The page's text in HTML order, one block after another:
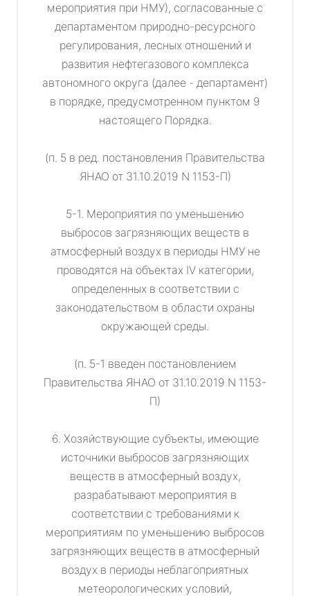
мероприятия при НМУ), согласованные с
департаментом природно-ресурсного
регулирования, лесных отношений и
развития нефтегазового комплекса
автономного округа (далее - департамент)
в порядке, предусмотренном пунктом 9
настоящего Порядка.
(п. 5 в ред. постановления Правительства
ЯНАО от 31.10.2019 N 1153-П)
5-1. Мероприятия по уменьшению
выбросов загрязняющих веществ в
атмосферный воздух в периоды НМУ не
проводятся на объектах IV категории,
определенных в соответствии с
законодательством в области охраны
окружающей среды.
(п. 5-1 введен постановлением
Правительства ЯНАО от 31.10.2019 N 1153-
П)
6. Хозяйствующие субъекты, имеющие
источники выбросов загрязняющих
веществ в атмосферный воздух,
разрабатывают мероприятия в
соответствии с требованиями к
мероприятиям по уменьшению выбросов
загрязняющих веществ в атмосферный
воздух в периоды неблагоприятных
метеорологических условий,